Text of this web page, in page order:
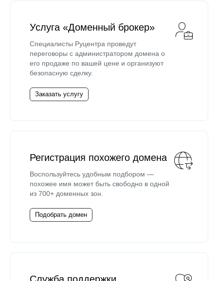
Услуга «Доменный брокер»
Специалисты Руцентра проведут
переговоры с администратором домена о
его продаже по вашей цене и организуют
безопасную сделку.
Заказать услугу
Регистрация похожего домена
Воспользуйтесь удобным подбором —
похожее имя может быть свободно в одной
из 700+ доменных зон.
Подобрать домен